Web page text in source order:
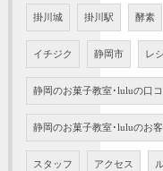
掛川城 掛川駅 酵素
イチジク 静岡市 レ
静岡のお菓子教室･luluの口
静岡のお菓子教室･luluのお
スタッフ アクセス